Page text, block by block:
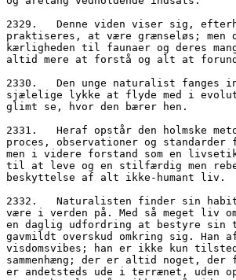
2329.   Denne viden viser sig,
praktiseres, at være grænseløs; men
kærligheden til faunaer og deres
altid mere at forstå og alt at
2330.   Den unge naturalist fanges
sjælelige lykke at flyde med i
glimt se, hvor den bærer hen.
2331.   Heraf opstår den holmske
proces, observationer og standarder
men i videre forstand som en
til at leve og en stilfærdig men
beskyttelse af alt ikke-humant liv.
2332.   Naturalisten finder sin
være i verden på. Med så meget liv
en daglig udfordring at bestyre sin
gavmildt overskud omkring sig. Han
visdomsvibes; han er ikke kun
sammenhæng; der er altid noget, der
er andetsteds ude i terrænet, uden